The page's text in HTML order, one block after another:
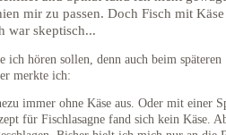
mir zu passen. Doch Fisch mit Käse
war skeptisch...
ich hören sollen, denn auch beim späteren
merkte ich:
immer ohne Käse aus. Oder mit einer
für Fischlasagne fand sich kein Käse.